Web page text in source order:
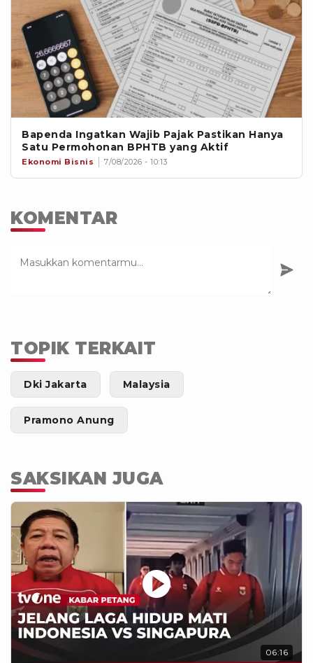
Bapenda Ingatkan Wajib Pajak Pastikan Hanya
Satu Permohonan BPHTB yang Aktif
Ekonomi Bisnis 7/08/2026 - 10:13
KOMENTAR
TOPIK TERKAIT
Dki Jakarta Malaysia
Pramono Anung
SAKSIKAN JUGA
06:16